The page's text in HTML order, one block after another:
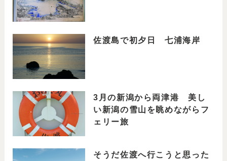
佐渡島で初夕日 七浦海岸
3月の新潟から両津港 美し
い新潟の雪山を眺めながらフ
ェリー旅
そうだ佐渡へ行こうと思った